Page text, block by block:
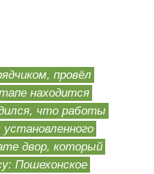
провёл
находится
что работы
двор, который
Пошехонское